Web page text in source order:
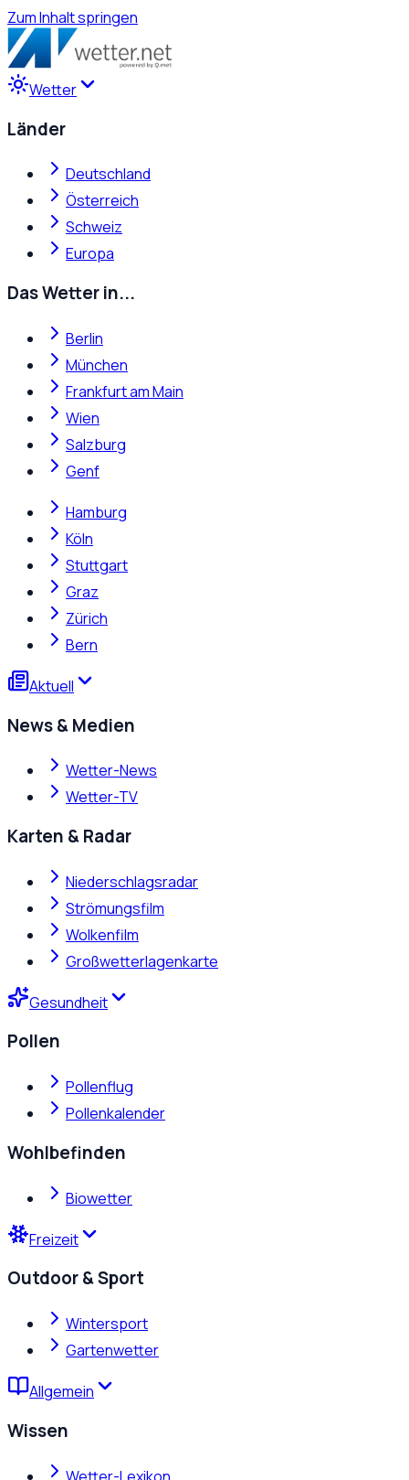
Zum Inhalt springen
Wetter
Länder
Deutschland
Österreich
Schweiz
Europa
Das Wetter in...
Berlin
München
Frankfurt am Main
Wien
Salzburg
Genf
Hamburg
Köln
Stuttgart
Graz
Zürich
Bern
Aktuell
News & Medien
Wetter-News
Wetter-TV
Karten & Radar
Niederschlagsradar
Strömungsfilm
Wolkenfilm
Großwetterlagenkarte
Gesundheit
Pollen
Pollenflug
Pollenkalender
Wohlbefinden
Biowetter
Freizeit
Outdoor & Sport
Wintersport
Gartenwetter
Allgemein
Wissen
Wetter-Lexikon